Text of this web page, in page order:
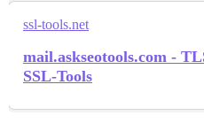
ssl-tools.net
mail.askseotools.com -
SSL-Tools